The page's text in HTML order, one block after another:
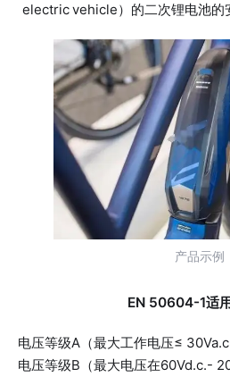
electric vehicle）的二次锂电池的
产品示例
EN 50604-1适
电压等级A（最大工作电压≤
电压等级B（最大电压在60Vd.c.-